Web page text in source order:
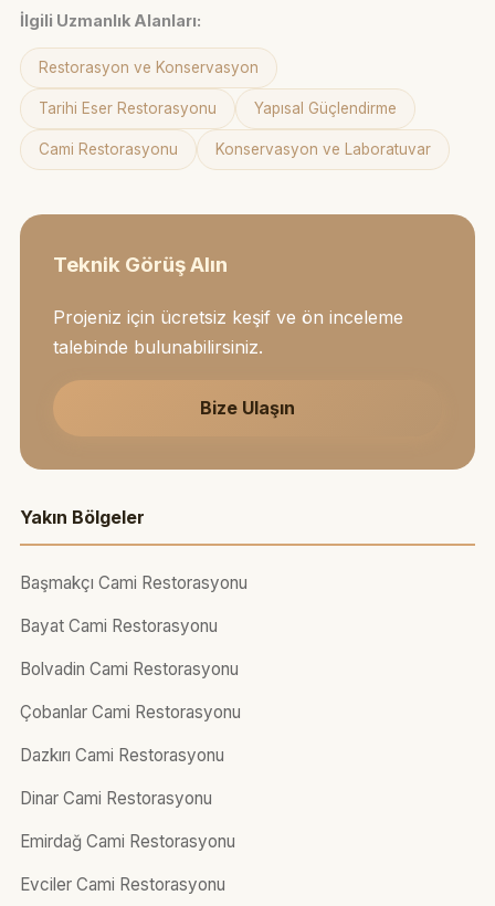
İlgili Uzmanlık Alanları:
Restorasyon ve Konservasyon
Tarihi Eser Restorasyonu Yapısal Güçlendirme
Cami Restorasyonu Konservasyon ve Laboratuvar
Teknik Görüş Alın
Projeniz için ücretsiz keşif ve ön inceleme
talebinde bulunabilirsiniz.
Bize Ulaşın
Yakın Bölgeler
Başmakçı Cami Restorasyonu
Bayat Cami Restorasyonu
Bolvadin Cami Restorasyonu
Çobanlar Cami Restorasyonu
Dazkırı Cami Restorasyonu
Dinar Cami Restorasyonu
Emirdağ Cami Restorasyonu
Evciler Cami Restorasyonu